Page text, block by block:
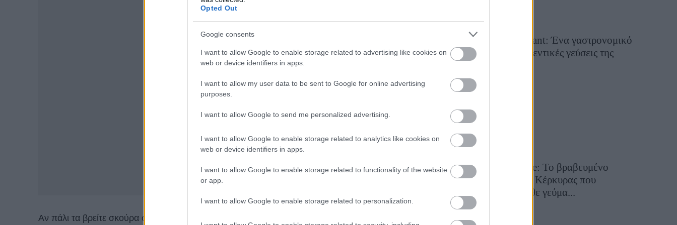
Opted Out
Google consents
I want to allow Google to enable storage related to advertising like cookies on
web or device identifiers in apps.
I want to allow my user data to be sent to Google for online advertising
purposes.
I want to allow Google to send me personalized advertising.
I want to allow Google to enable storage related to analytics like cookies on
web or device identifiers in apps.
I want to allow Google to enable storage related to functionality of the website
or app.
I want to allow Google to enable storage related to personalization.
Αν πάλι τα βρείτε σκούρα στο ταξίδι σας… δείτε
Tsapis Restaurant: Ένα γαστρονομικό
ταξίδι στις αυθεντικές γεύσεις της
29 Ιουλίου 2026, 9:54
Toula’s Seaside: Το βραβευμένο
εστιατόριο της Κέρκυρας που
μετατρέπει κάθε γεύμα...
28 Ιουλίου 2026, 11:05